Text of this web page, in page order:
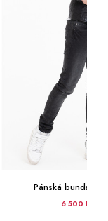
Pánská bunda
6 500 Kč